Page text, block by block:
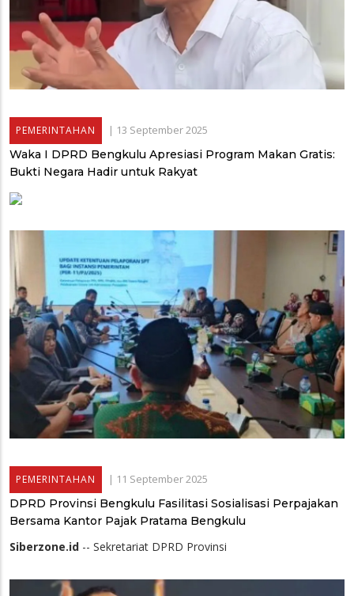
PEMERINTAHAN | 13 September 2025
Waka I DPRD Bengkulu Apresiasi Program Makan Gratis:
Bukti Negara Hadir untuk Rakyat
PEMERINTAHAN | 11 September 2025
DPRD Provinsi Bengkulu Fasilitasi Sosialisasi Perpajakan
Bersama Kantor Pajak Pratama Bengkulu
Siberzone.id -- Sekretariat DPRD Provinsi